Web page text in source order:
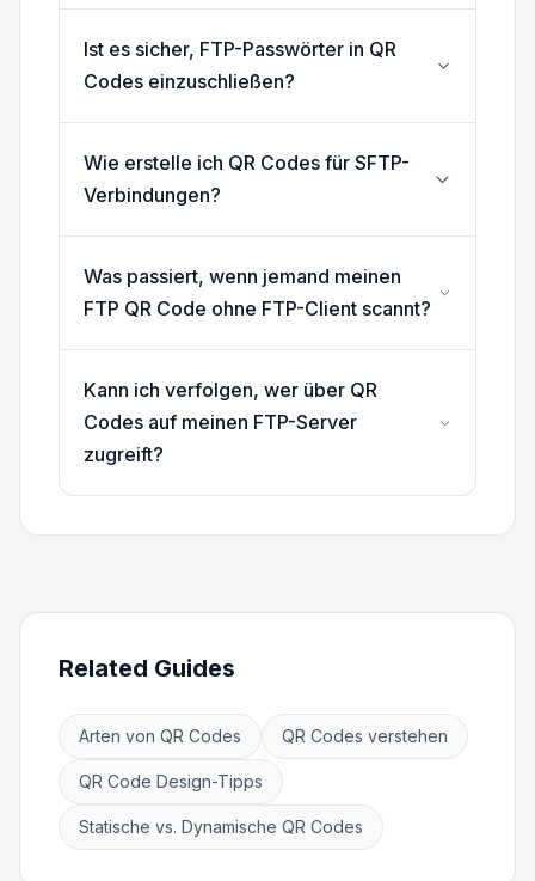
Ist es sicher, FTP-Passwörter in QR
Codes einzuschließen?
Wie erstelle ich QR Codes für SFTP-
Verbindungen?
Was passiert, wenn jemand meinen
FTP QR Code ohne FTP-Client scannt?
Kann ich verfolgen, wer über QR
Codes auf meinen FTP-Server
zugreift?
Related Guides
Arten von QR Codes QR Codes verstehen
QR Code Design-Tipps
Statische vs. Dynamische QR Codes